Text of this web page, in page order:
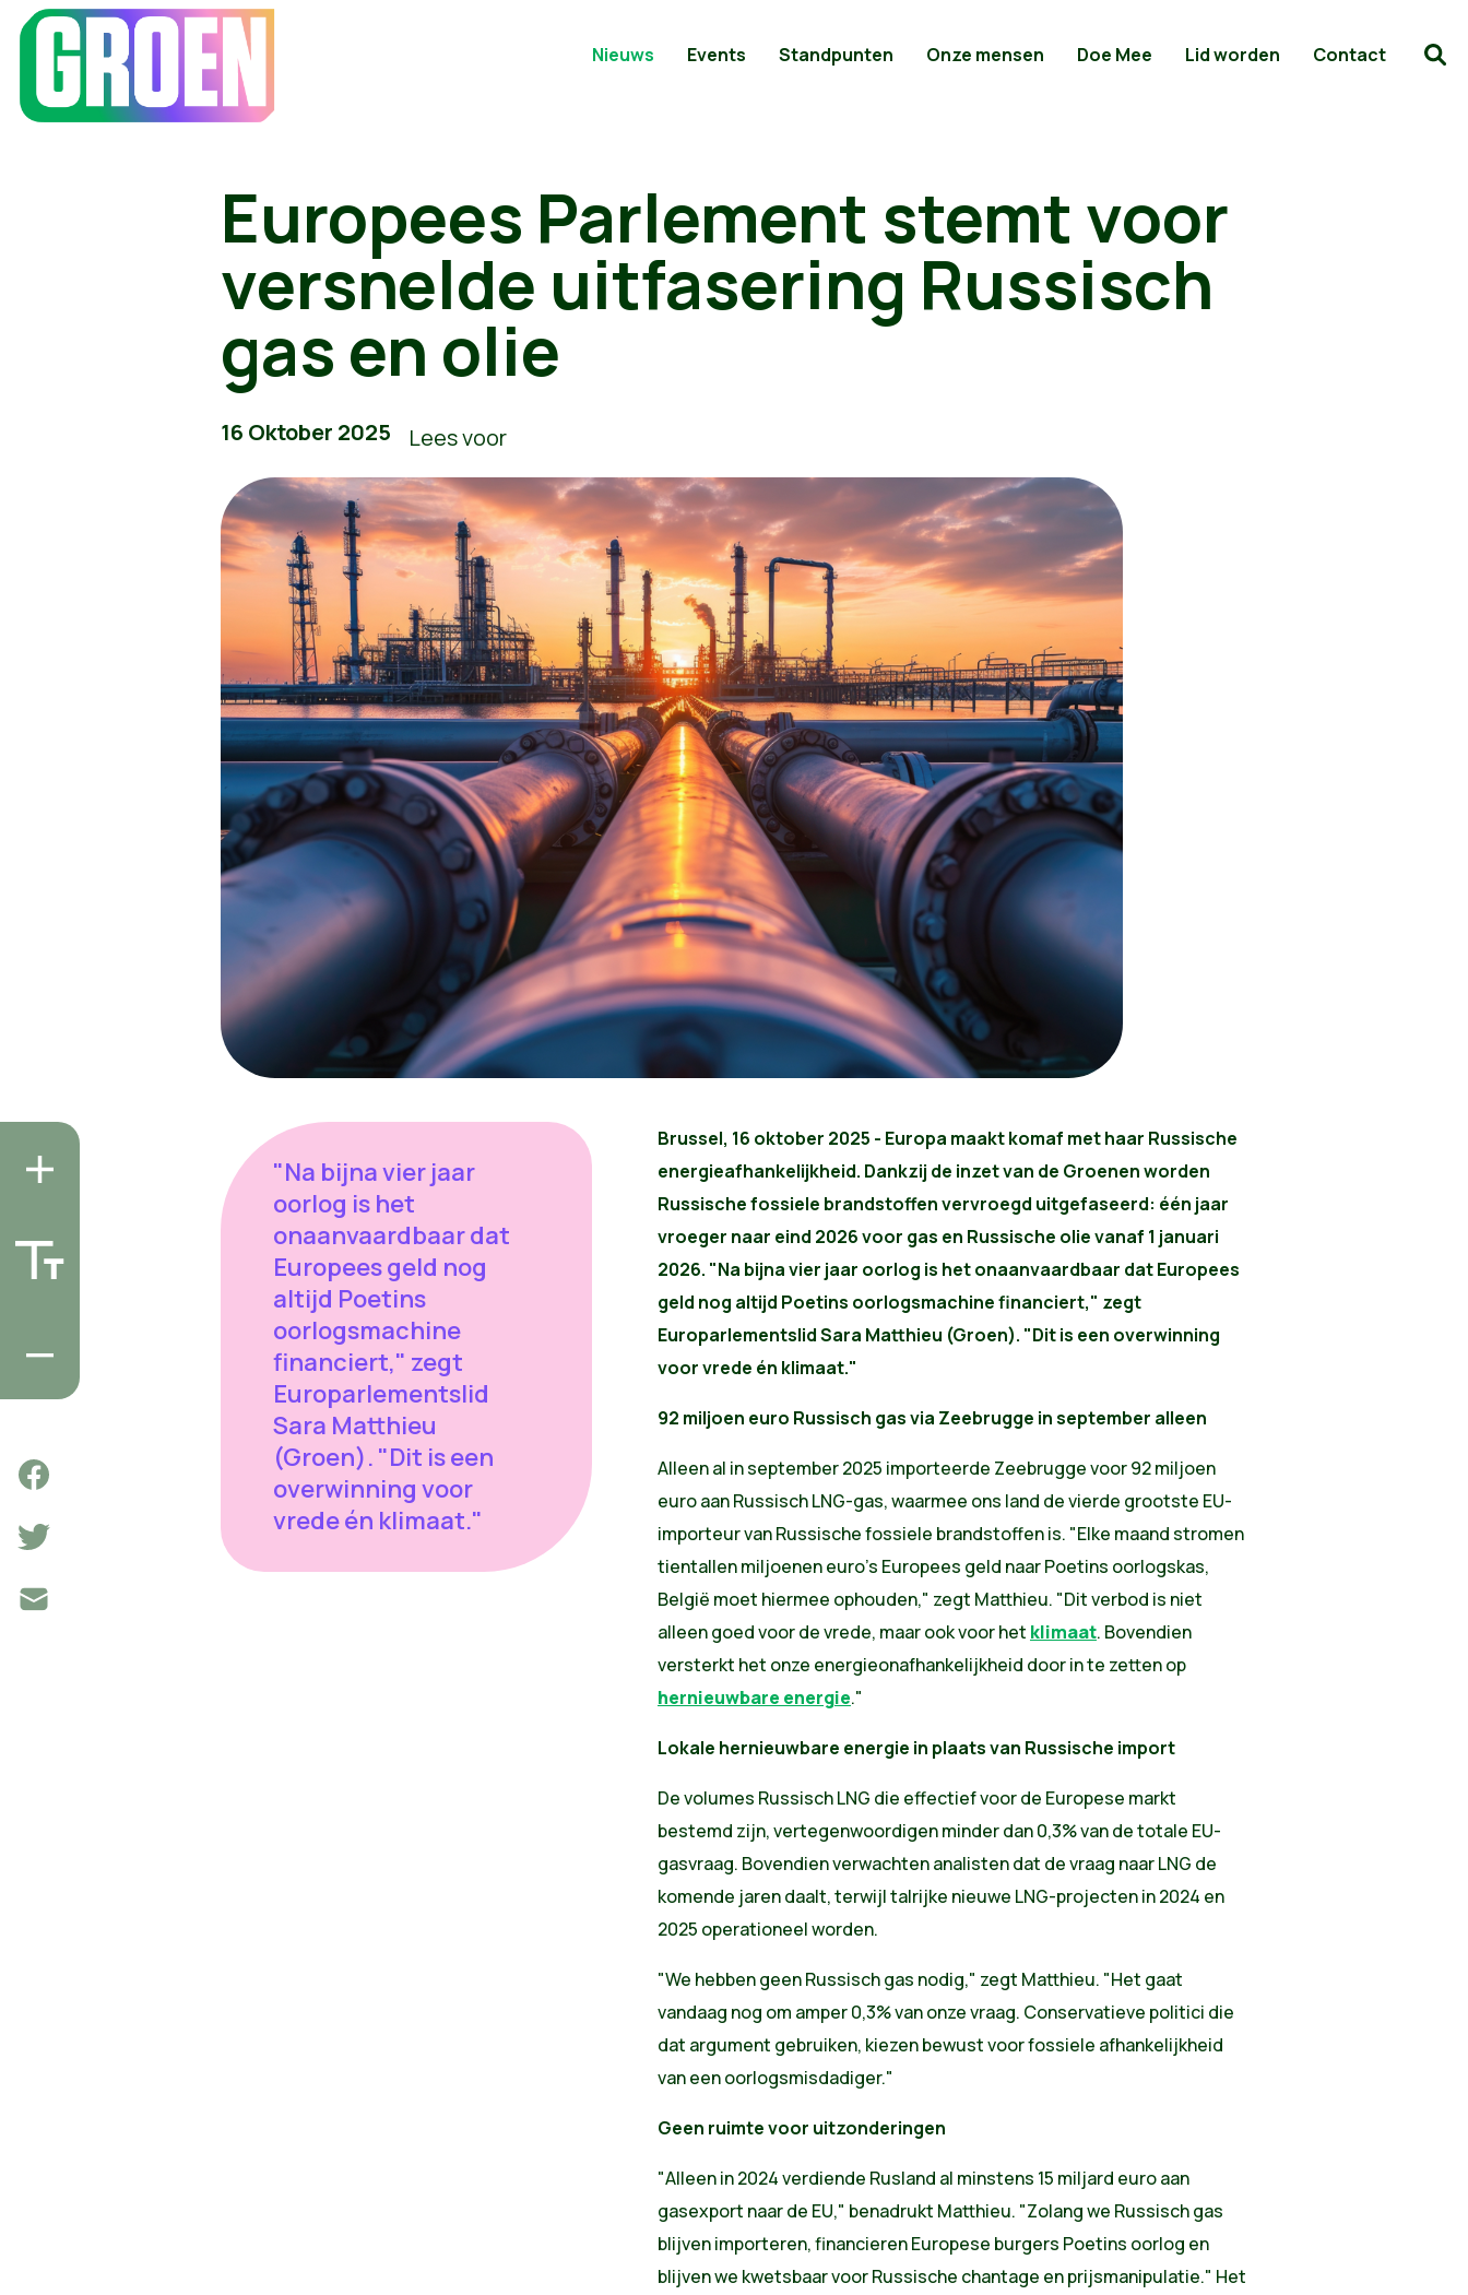
Nieuws Events Standpunten Onze mensen Doe Mee Lid worden Contact
Europees Parlement stemt voor
versnelde uitfasering Russisch
gas en olie
16 Oktober 2025 Lees voor
"Na bijna vier jaar
oorlog is het
onaanvaardbaar dat
Europees geld nog
altijd Poetins
oorlogsmachine
financiert," zegt
Europarlementslid
Sara Matthieu
(Groen). "Dit is een
overwinning voor
vrede én klimaat."
Brussel, 16 oktober 2025 - Europa maakt komaf met haar Russische
energieafhankelijkheid. Dankzij de inzet van de Groenen worden
Russische fossiele brandstoffen vervroegd uitgefaseerd: één jaar
vroeger naar eind 2026 voor gas en Russische olie vanaf 1 januari
2026. "Na bijna vier jaar oorlog is het onaanvaardbaar dat Europees
geld nog altijd Poetins oorlogsmachine financiert," zegt
Europarlementslid Sara Matthieu (Groen). "Dit is een overwinning
voor vrede én klimaat."
92 miljoen euro Russisch gas via Zeebrugge in september alleen
Alleen al in september 2025 importeerde Zeebrugge voor 92 miljoen
euro aan Russisch LNG-gas, waarmee ons land de vierde grootste EU-
importeur van Russische fossiele brandstoffen is. "Elke maand stromen
tientallen miljoenen euro's Europees geld naar Poetins oorlogskas,
België moet hiermee ophouden," zegt Matthieu. "Dit verbod is niet
alleen goed voor de vrede, maar ook voor het klimaat. Bovendien
versterkt het onze energieonafhankelijkheid door in te zetten op
hernieuwbare energie."
Lokale hernieuwbare energie in plaats van Russische import
De volumes Russisch LNG die effectief voor de Europese markt
bestemd zijn, vertegenwoordigen minder dan 0,3% van de totale EU-
gasvraag. Bovendien verwachten analisten dat de vraag naar LNG de
komende jaren daalt, terwijl talrijke nieuwe LNG-projecten in 2024 en
2025 operationeel worden.
"We hebben geen Russisch gas nodig," zegt Matthieu. "Het gaat
vandaag nog om amper 0,3% van onze vraag. Conservatieve politici die
dat argument gebruiken, kiezen bewust voor fossiele afhankelijkheid
van een oorlogsmisdadiger."
Geen ruimte voor uitzonderingen
"Alleen in 2024 verdiende Rusland al minstens 15 miljard euro aan
gasexport naar de EU," benadrukt Matthieu. "Zolang we Russisch gas
blijven importeren, financieren Europese burgers Poetins oorlog en
blijven we kwetsbaar voor Russische chantage en prijsmanipulatie." Het